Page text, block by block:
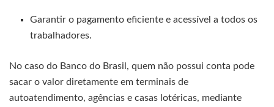
Garantir o pagamento eficiente e acessível a todos os
trabalhadores.
No caso do Banco do Brasil, quem não possui conta pode
sacar o valor diretamente em terminais de
autoatendimento, agências e casas lotéricas, mediante